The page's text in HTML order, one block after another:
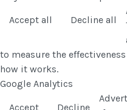
Accept all Decline all
to measure the
how it works.
Google Analytics
Accept Decline